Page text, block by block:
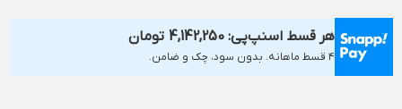
هر قسط اسنپ‌پی: 4,142,250 تومان
۴ قسط ماهانه. بدون سود، چک و ضامن.